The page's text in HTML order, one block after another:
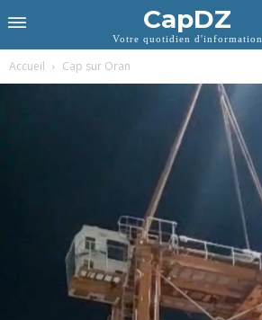
CapDZ
Votre quotidien d'information
Accueil Cap sur Oran